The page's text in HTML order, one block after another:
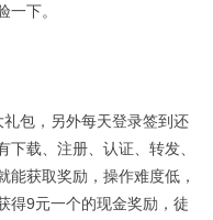
下。
包，另外每天登录签到还
载、注册、认证、转发、
能获取奖励，操作难度低，
得9元一个的现金奖励，徒